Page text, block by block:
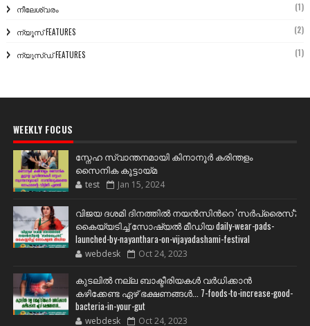
നീലേശ്വരം (1)
ന്യൂസ് FEATURES (2)
ന്യൂസ്ഡ് FEATURES (1)
WEEKLY FOCUS
സ്നേഹ സ്വാന്തനമായി കിനാനൂർ കരിന്തളം
സൈനിക കൂട്ടായ്മ
test Jan 15, 2024
വിജയ ദശമി ദിനത്തില്‍ നയന്‍സിന്‍റെ 'സര്‍പ്രൈസ്';
കൈയ്യടിച്ച് സോഷ്യല്‍ മീഡിയ daily-wear-pads-
launched-by-nayanthara-on-vijayadashami-festival
webdesk Oct 24, 2023
കുടലിൽ നല്ല ബാക്ടീരിയകൾ വര്‍ധിക്കാന്‍
കഴിക്കേണ്ട ഏഴ് ഭക്ഷണങ്ങള്‍... 7-foods-to-increase-good-
bacteria-in-your-gut
webdesk Oct 24, 2023